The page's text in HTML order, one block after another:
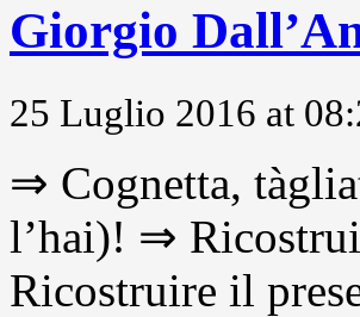
Giorgio
25 Luglio 2016 at
⇒ Cognetta,
l’hai)! ⇒
Ricostruire il